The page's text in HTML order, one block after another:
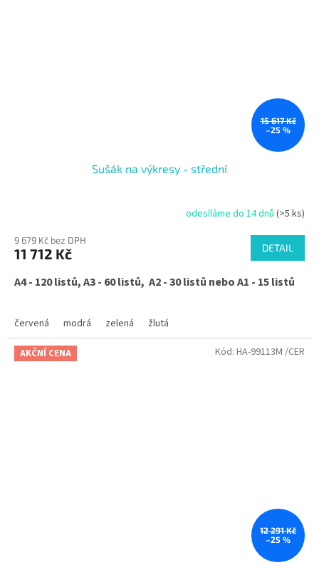
15 617 Kč
–25 %
Sušák na výkresy - střední
odesíláme do 14 dnů (>5 ks)
9 679 Kč bez DPH
11 712 Kč DETAIL
A4 - 120 listů, A3 - 60 listů, A2 - 30 listů nebo A1 - 15 listů
červená modrá zelená žlutá
AKČNÍ CENA
12 291 Kč
–25 %
Kód: HA-99113M /CER